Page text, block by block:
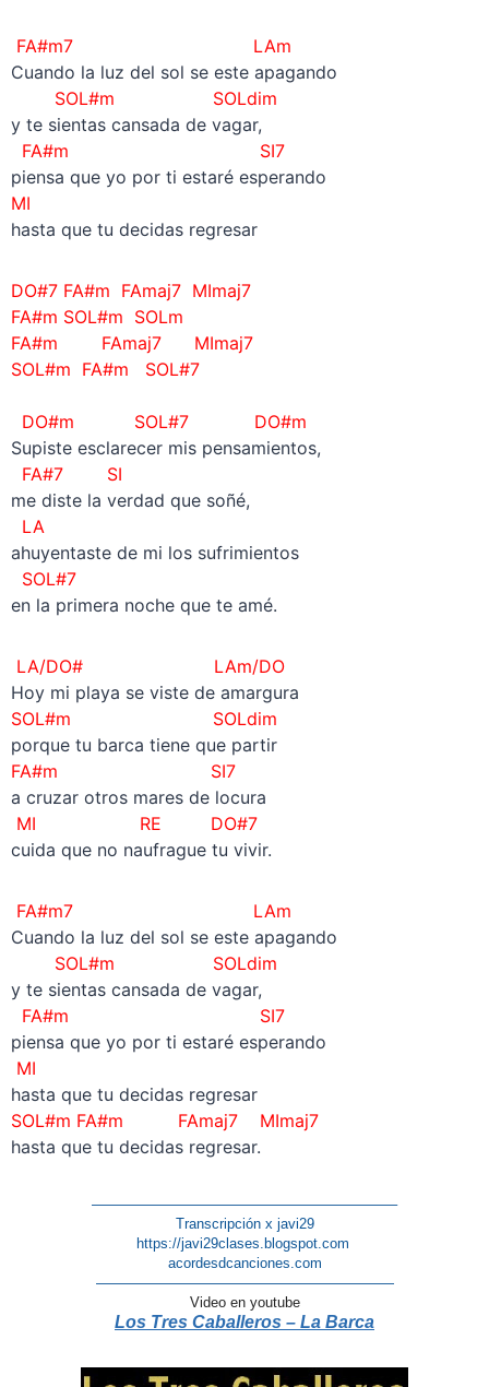
FA#m7 LAm
Cuando la luz del sol se este apagando
SOL#m SOLdim
y te sientas cansada de vagar,
FA#m SI7
piensa que yo por ti estaré esperando
MI
hasta que tu decidas regresar
DO#7 FA#m FAmaj7 MImaj7
FA#m SOL#m SOLm
FA#m FAmaj7 MImaj7
SOL#m FA#m SOL#7
DO#m SOL#7 DO#m
Supiste esclarecer mis pensamientos,
FA#7 SI
me diste la verdad que soñé,
LA
ahuyentaste de mi los sufrimientos
SOL#7
en la primera noche que te amé.
LA/DO# LAm/DO
Hoy mi playa se viste de amargura
SOL#m SOLdim
porque tu barca tiene que partir
FA#m SI7
a cruzar otros mares de locura
MI RE DO#7
cuida que no naufrague tu vivir.
FA#m7 LAm
Cuando la luz del sol se este apagando
SOL#m SOLdim
y te sientas cansada de vagar,
FA#m SI7
piensa que yo por ti estaré esperando
MI
hasta que tu decidas regresar
SOL#m FA#m FAmaj7 MImaj7
hasta que tu decidas regresar.
—————————————————————–
Transcripción x javi29
https://javi29clases.blogspot.com
acordesdcanciones.com
—————————————————————
Video en youtube
Los Tres Caballeros – La Barca